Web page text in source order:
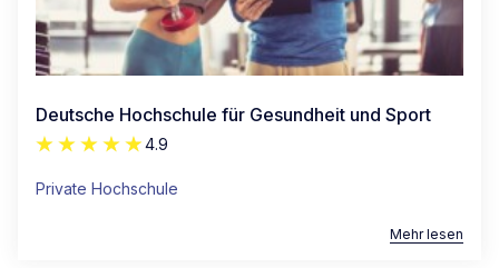
Deutsche Hochschule für Gesundheit und Sport
4.9
Private Hochschule
Mehr lesen